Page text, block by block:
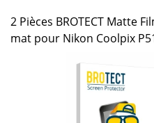
2 Pièces BROTECT Matte
mat pour Nikon Coolpix